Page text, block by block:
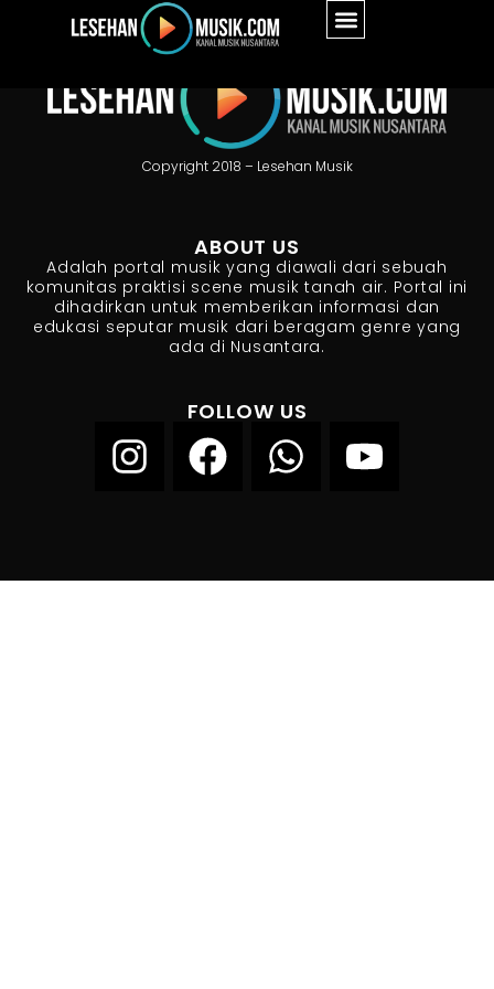
Copyright 2018 – Lesehan Musik
ABOUT US
Adalah portal musik yang diawali dari sebuah
komunitas praktisi scene musik tanah air. Portal ini
dihadirkan untuk memberikan informasi dan
edukasi seputar musik dari beragam genre yang
ada di Nusantara.
FOLLOW US